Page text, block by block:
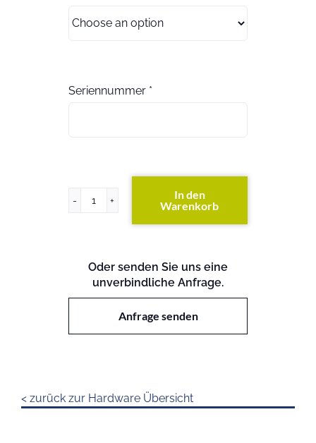
Seriennummer *
Primergy
In den
Warenkorb
Oder senden Sie uns eine
unverbindliche Anfrage.
Anfrage senden
< zurück zur Hardware Übersicht